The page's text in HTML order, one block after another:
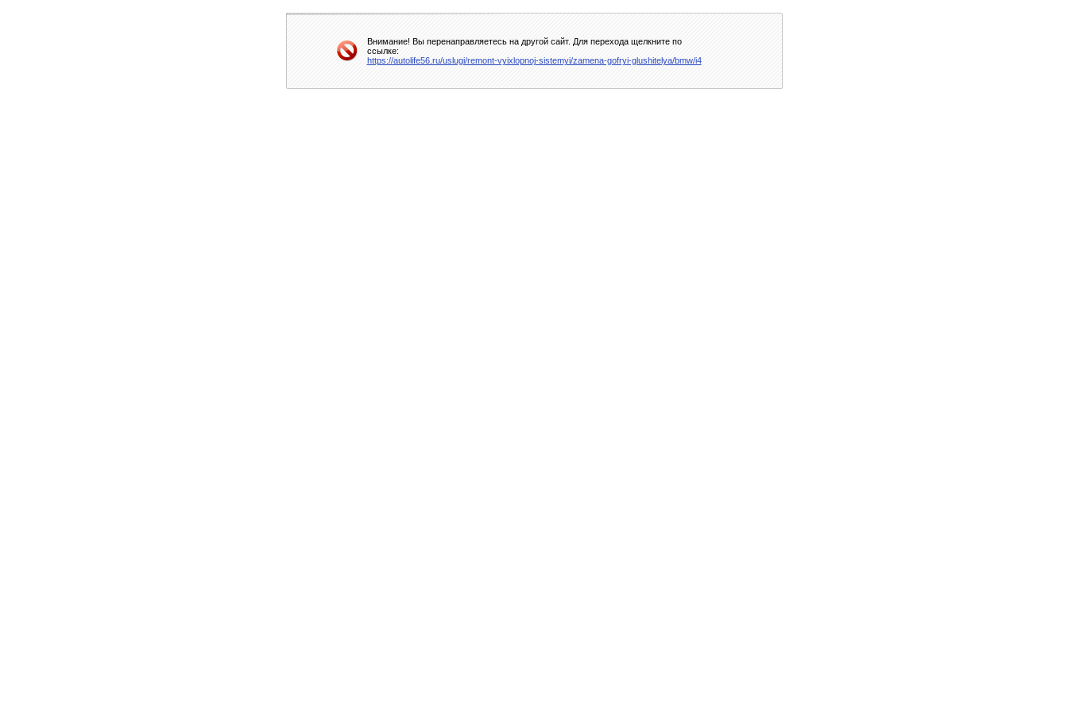
Внимание! Вы перенаправляетесь на другой сайт. Для перехода щелкните по
ссылке:
https://autolife56.ru/uslugi/remont-vyixlopnoj-sistemyi/zamena-gofryi-glushitelya/bmw/i4